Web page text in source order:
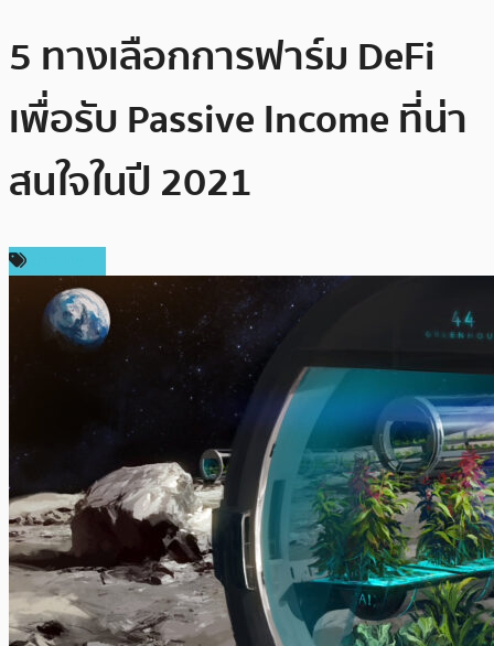
5 ทางเลือกการฟาร์ม DeFi
เพื่อรับ Passive Income ที่น่า
สนใจในปี 2021